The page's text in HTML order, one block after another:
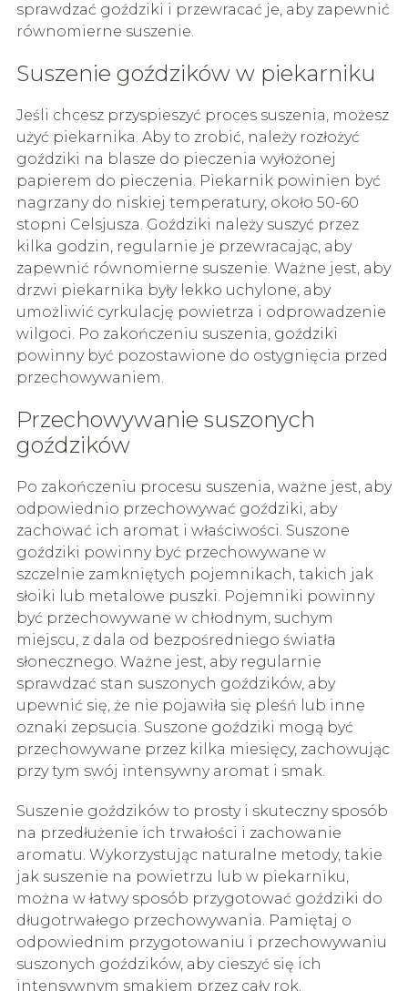
sprawdzać goździki i przewracać je, aby zapewnić
równomierne suszenie.
Suszenie goździków w piekarniku
Jeśli chcesz przyspieszyć proces suszenia, możesz
użyć piekarnika. Aby to zrobić, należy rozłożyć
goździki na blasze do pieczenia wyłożonej
papierem do pieczenia. Piekarnik powinien być
nagrzany do niskiej temperatury, około 50-60
stopni Celsjusza. Goździki należy suszyć przez
kilka godzin, regularnie je przewracając, aby
zapewnić równomierne suszenie. Ważne jest, aby
drzwi piekarnika były lekko uchylone, aby
umożliwić cyrkulację powietrza i odprowadzenie
wilgoci. Po zakończeniu suszenia, goździki
powinny być pozostawione do ostygnięcia przed
przechowywaniem.
Przechowywanie suszonych
goździków
Po zakończeniu procesu suszenia, ważne jest, aby
odpowiednio przechowywać goździki, aby
zachować ich aromat i właściwości. Suszone
goździki powinny być przechowywane w
szczelnie zamkniętych pojemnikach, takich jak
słoiki lub metalowe puszki. Pojemniki powinny
być przechowywane w chłodnym, suchym
miejscu, z dala od bezpośredniego światła
słonecznego. Ważne jest, aby regularnie
sprawdzać stan suszonych goździków, aby
upewnić się, że nie pojawiła się pleśń lub inne
oznaki zepsucia. Suszone goździki mogą być
przechowywane przez kilka miesięcy, zachowując
przy tym swój intensywny aromat i smak.
Suszenie goździków to prosty i skuteczny sposób
na przedłużenie ich trwałości i zachowanie
aromatu. Wykorzystując naturalne metody, takie
jak suszenie na powietrzu lub w piekarniku,
można w łatwy sposób przygotować goździki do
długotrwałego przechowywania. Pamiętaj o
odpowiednim przygotowaniu i przechowywaniu
suszonych goździków, aby cieszyć się ich
intensywnym smakiem przez cały rok.